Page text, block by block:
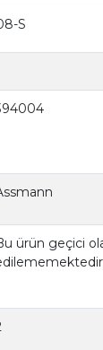
S
ürün geçici